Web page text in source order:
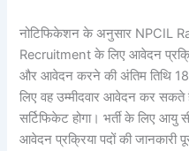
नोटिफिकेशन के अनुसार NPCIL
Recruitment के लिए आवेदन
और आवेदन करने की अंतिम तिथि 18
लिए वह उम्मीदवार आवेदन कर सकते
सर्टिफिकेट होगा। भर्ती के लिए आयु
आवेदन प्रक्रिया पदों की जानकारी